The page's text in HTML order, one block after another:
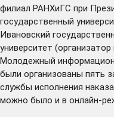
филиал РАНХиГС при
государственный
Ивановский
университет
Молодежный
были организованы пять
службы исполнения
можно было и в онлайн-